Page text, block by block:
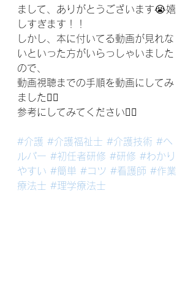
まして、ありがとうございます😭嬉
しすぎます！！
しかし、本に付いてる動画が見れな
いといった方がいらっしゃいました
ので、
動画視聴までの手順を動画にしてみ
ました🙇‍♂️
参考にしてみてください🙇‍♂️
#介護 #介護福祉士 #介護技術 #ヘ
ルパー #初任者研修 #研修 #わかり
やすい #簡単 #コツ #看護師 #作業
療法士 #理学療法士